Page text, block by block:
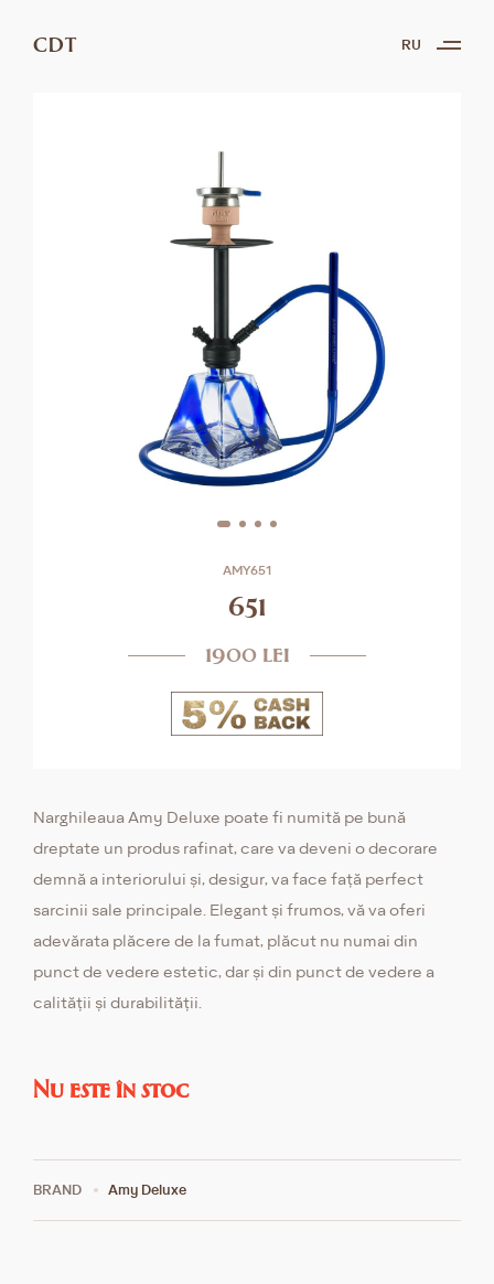
CDT RU
AMY651
651
1900 lei
Narghileaua Amy Deluxe poate fi numită pe bună
dreptate un produs rafinat, care va deveni o decorare
demnă a interiorului și, desigur, va face față perfect
sarcinii sale principale. Elegant și frumos, vă va oferi
adevărata plăcere de la fumat, plăcut nu numai din
punct de vedere estetic, dar și din punct de vedere a
calității și durabilității.
Nu este în stoc
BRAND Amy Deluxe